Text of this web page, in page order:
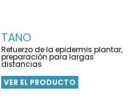
TANO
Refuerzo de la epidermis plantar,
preparación para largas
distancias
VER EL PRODUCTO